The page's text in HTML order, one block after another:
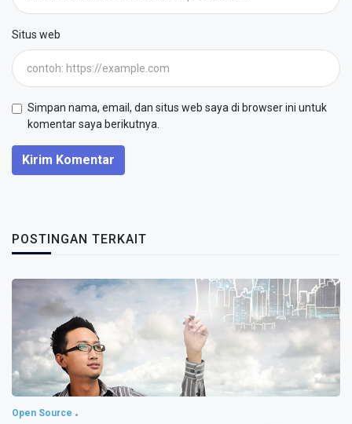
Situs web
Simpan nama, email, dan situs web saya di browser ini untuk
komentar saya berikutnya.
Kirim Komentar
POSTINGAN TERKAIT
Open Source